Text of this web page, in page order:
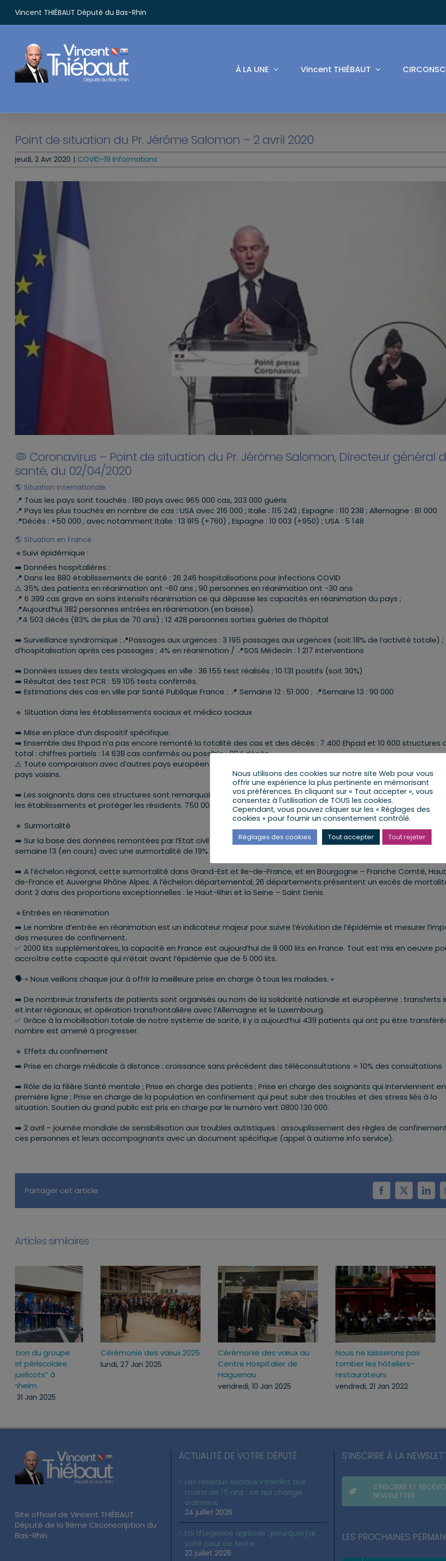
contenu
Vincent THIÉBAUT Député du Bas-Rhin
À LA UNE Vincent THIÉBAUT
Point de situation du Pr. Jérôme Salomon – 2 avril 2020
jeudi, 2 Avr 2020 | COVID-19 Informations
🦠 Coronavirus – Point de situation du Pr. Jérôme Salomon, Directeur général
santé, du 02/04/2020
🌎 Situation internationale
📍 Tous les pays sont touchés : 180 pays avec 965 000 cas, 203 000 guéris
📍 Pays les plus touchés en nombre de cas : USA avec 216 000 ; Italie : 115 242 ; Espagne : 110 238 ; Allemagne : 81 000
📍Décès : +50 000 ; avec notamment Italie : 13 915 (+760) , Espagne : 10 003 (+950) ; USA : 5 148
🌎 Situation en France
🔹Suivi épidémique :
➡️ Données hospitalières :
📍 Dans les 880 établissements de santé : 26 246 hospitalisations pour infections COVID
⚠️ 35% des patients en réanimation ont -60 ans ; 90 personnes en réanimation ont -30 ans
📍 6 399 cas grave en soins intensifs réanimation ce qui dépasse les capacités en réanimation du pays ;
📍Aujourd’hui 382 personnes entrées en réanimation (en baisse)
📍4 503 décès (83% de plus de 70 ans) ; 12 428 personnes sorties guéries de l’hôpital
➡️ Surveillance syndromique :📍Passages aux urgences : 3 195 passages aux urgences (soit 18% de l’activité totale) ;
d’hospitalisation après ces passages ; 4% en réanimation / 📍SOS Médecin : 1 217 interventions
➡️ Données issues des tests virologiques en ville : 36 155 test réalisés ; 10 131 positifs (soit 30%)
➡️ Résultat des test PCR : 59 105 tests confirmés.
➡️ Estimations des cas en ville par Santé Publique France : 📍 Semaine 12 : 51 000 ; 📍Semaine 13 : 90 000
🔹 Situation dans les établissements sociaux et médico sociaux
➡️ Mise en place d’un dispositif spécifique.
➡️ Ensemble des Ehpad n’a pas encore remonté la totalité des cas et des décès : 7 400 Ehpad et 10 600 structures
total : chiffres partiels : 14 638 cas confirmés ou possible ; 884 décès
⚠️ Toute comparaison avec d’autres pays européen est délicate, les structures Ehpad ne sont pas courantes dans
pays voisins.
➡️ Les soignants dans ces structures sont remarquables et mettent tout en oeuvre pour empêcher l’entrée du
les établissements et protéger les résidents. 750 000 personnes sont prises en charge dans ces établissements.
🔹 Surmortalité
➡️ Sur la base des données remontées par l’Etat civil et l’Insee, l’excès de mortalité se confirme et se renforce sur la
semaine 13 (en cours) avec une surmortalité de 19%.
➡️ A l’échelon régional, cette surmortalité dans Grand-Est et Ile-de-France, et en Bourgogne – Franche Comté,
de-France et Auvergne Rhône Alpes. A l’échelon départemental, 26 départements présentent un excès de
dont 2 dans des proportions exceptionnelles : le Haut-Rhin et la Seine – Saint Denis.
🔹Entrées en réanimation
➡️ Le nombre d’entrée en réanimation est un indicateur majeur pour suivre l’évolution de l’épidémie et mesurer
des mesures de confinement.
✅ 2000 lits supplémentaires, la capacité en France est aujourd’hui de 9 000 lits en France. Tout est mis en oeuvre
accroître cette capacité qui n’était avant l’épidémie que de 5 000 lits.
🗣 « Nous veillons chaque jour à offrir la meilleure prise en charge à tous les malades. »
➡️ De nombreux transferts de patients sont organisés au nom de la solidarité nationale et européenne : transferts
et inter régionaux, et opération transfrontalière avec l’Allemagne et le Luxembourg.
✅ Grâce à la mobilisation totale de notre système de santé, il y a aujourd’hui 439 patients qui ont pu être
nombre est amené à progresser.
🔹 Effets du confinement
➡️ Prise en charge médicale à distance : croissance sans précédent des téléconsultations = 10% des consultations
➡️ Rôle de la filière Santé mentale ; Prise en charge des patients ; Prise en charge des soignants qui interviennent en
première ligne ; Prise en charge de la population en confinement qui peut subir des troubles et des stress liés à la
situation. Soutien du grand public est pris en charge par le numéro vert 0800 130 000.
➡️ 2 avril – journée mondiale de sensibilisation aux troubles autistiques : assouplissement des règles de
ces personnes et leurs accompagnants avec un document spécifique (appel à autisme info service).
Partager cet article Facebook
X
Articles similaires
Inauguration du groupe
scolaire et périscolaire
“Les Coquelicots” à
Mommenheim
vendredi, 31 Jan 2025
Cérémonie des vœux 2025
lundi, 27 Jan 2025
Cérémonie des vœux au
Centre Hospitalier de
Haguenau
vendredi, 10 Jan 2025
Nous ne laisserons
tomber les hôteliers-
restaurateurs
vendredi, 21 Jan 2022
Site officiel de Vincent THIÉBAUT
Député de la 9ème Circonscription du
Bas-Rhin.
ACTUALITÉ DE VOTRE DÉPUTÉ
Les réseaux sociaux interdits aux
moins de 15 ans : ce qui change
vraiment
24 juillet 2026
Loi d’urgence agricole : pourquoi j’ai
voté pour ce texte
22 juillet 2026
S’INSCRIRE À LA
S’INSCRIRE ET
NEWSLETTER
LES PROCHAINES
Nous utilisons des cookies sur notre site Web pour vous
offrir une expérience la plus pertinente en mémorisant
vos préférences. En cliquant sur « Tout accepter », vous
consentez à l'utilisation de TOUS les cookies.
Cependant, vous pouvez cliquer sur les « Réglages des
cookies » pour fournir un consentement contrôlé.
Réglages des cookies Tout accepter Tout rejeter